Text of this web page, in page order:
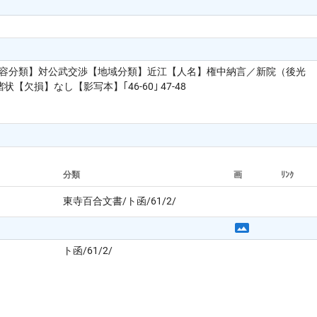
類】対公武交渉【地域分類】近江【人名】権中納言／新院（後光
【欠損】なし【影写本】｢46-60｣ 47-48
分類 画 ﾘﾝｸ
東寺百合文書/ト函/61/2/
ト函/61/2/